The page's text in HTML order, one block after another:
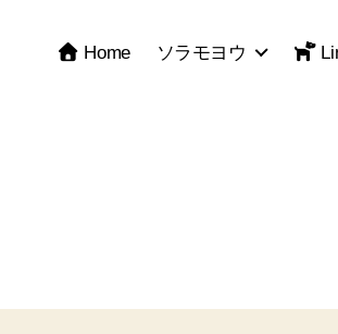
Home ソラモヨウ